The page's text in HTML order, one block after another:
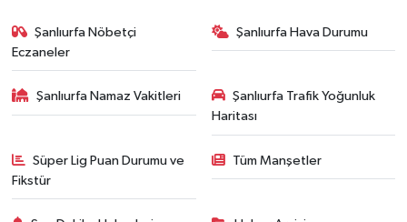
Şanlıurfa Nöbetçi
Eczaneler
Şanlıurfa Hava Durumu
Şanlıurfa Namaz Vakitleri
Şanlıurfa Trafik Yoğunluk
Haritası
Süper Lig Puan Durumu ve
Fikstür
Tüm Manşetler